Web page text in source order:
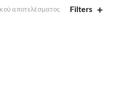
αποτελέσματος Filters